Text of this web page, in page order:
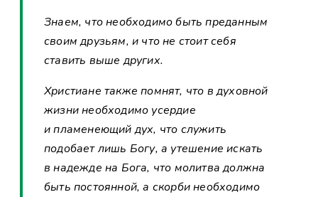
Знаем, что необходимо быть преданным
своим друзьям, и что не стоит себя
ставить выше других.
Христиане также помнят, что в духовной
жизни необходимо усердие
и пламенеющий дух, что служить
подобает лишь Богу, а утешение искать
в надежде на Бога, что молитва должна
быть постоянной, а скорби необходимо